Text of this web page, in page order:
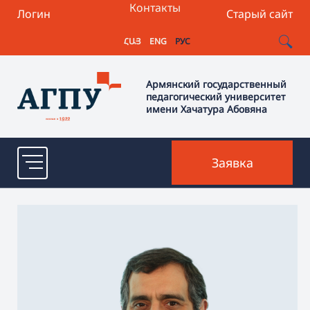
Логин Старый сайт
Контакты
ՀԱՅ ENG РУС
Армянский государственный
педагогический университет
имени Хачатура Абовяна
Заявка